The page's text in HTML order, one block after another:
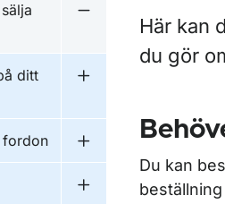
Undermeny för
ditt
Undermeny för Ställ
fordon
Undermeny för
Undermeny för
Här kan
du gör
Du kan